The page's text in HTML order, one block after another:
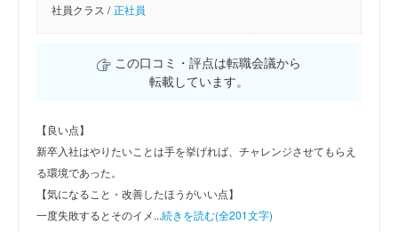
社員クラス / 正社員
この口コミ・評点は転職会議から
転載しています。
【良い点】
新卒入社はやりたいことは手を挙げれば、チャレンジさせてもらえ
る環境であった。
【気になること・改善したほうがいい点】
一度失敗するとそのイメ...続きを読む(全201文字)